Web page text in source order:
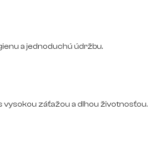
a jednoduchú údržbu.
vysokou záťažou a dlhou životnosťou.